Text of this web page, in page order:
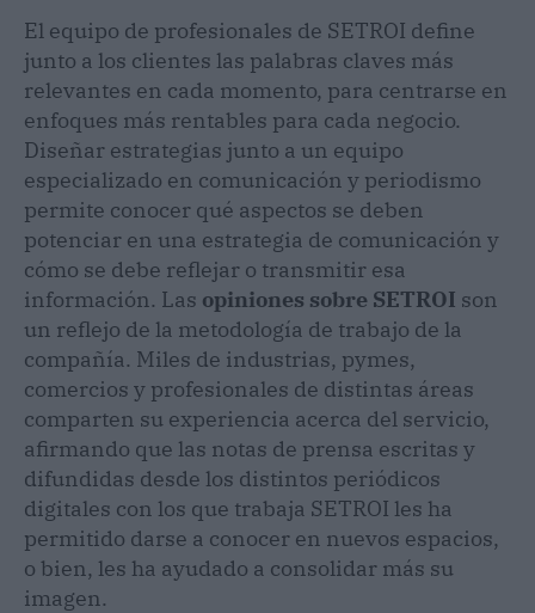
El equipo de profesionales de SETROI define
junto a los clientes las palabras claves más
relevantes en cada momento, para centrarse en
enfoques más rentables para cada negocio.
Diseñar estrategias junto a un equipo
especializado en comunicación y periodismo
permite conocer qué aspectos se deben
potenciar en una estrategia de comunicación y
cómo se debe reflejar o transmitir esa
información. Las opiniones sobre SETROI son
un reflejo de la metodología de trabajo de la
compañía. Miles de industrias, pymes,
comercios y profesionales de distintas áreas
comparten su experiencia acerca del servicio,
afirmando que las notas de prensa escritas y
difundidas desde los distintos periódicos
digitales con los que trabaja SETROI les ha
permitido darse a conocer en nuevos espacios,
o bien, les ha ayudado a consolidar más su
imagen.